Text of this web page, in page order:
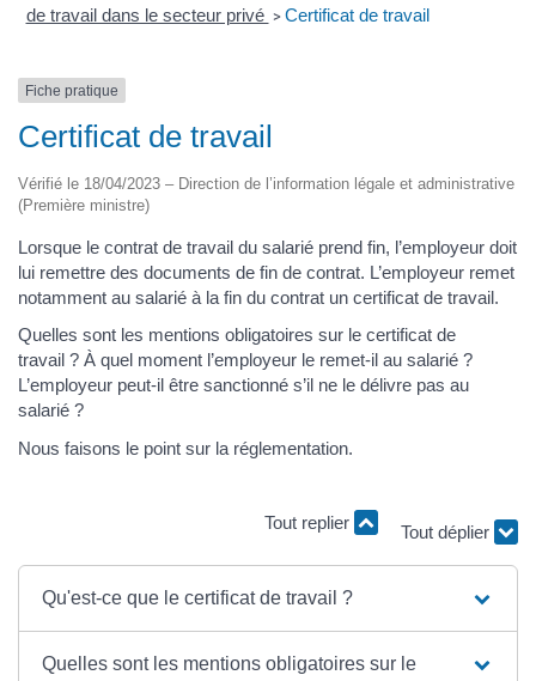
de travail dans le secteur privé > Certificat de travail
Fiche pratique
Certificat de travail
Vérifié le 18/04/2023 – Direction de l’information légale et administrative
(Première ministre)
Lorsque le contrat de travail du salarié prend fin, l’employeur doit
lui remettre des documents de fin de contrat. L’employeur remet
notamment au salarié à la fin du contrat un certificat de travail.
Quelles sont les mentions obligatoires sur le certificat de
travail ? À quel moment l’employeur le remet-il au salarié ?
L’employeur peut-il être sanctionné s’il ne le délivre pas au
salarié ?
Nous faisons le point sur la réglementation.
Tout replier
Tout déplier
Qu'est-ce que le certificat de travail ?
Quelles sont les mentions obligatoires sur le